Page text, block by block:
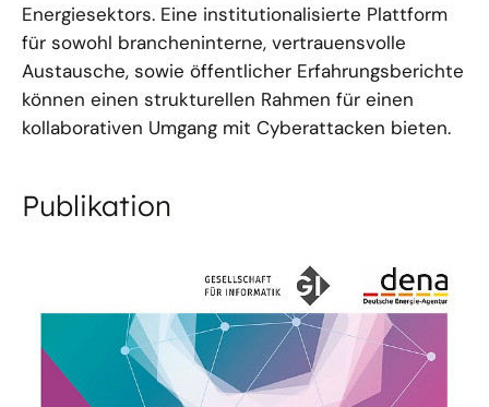
Energiesektors. Eine institutionalisierte Plattform
für sowohl brancheninterne, vertrauensvolle
Austausche, sowie öffentlicher Erfahrungsberichte
können einen strukturellen Rahmen für einen
kollaborativen Umgang mit Cyberattacken bieten.
Publikation